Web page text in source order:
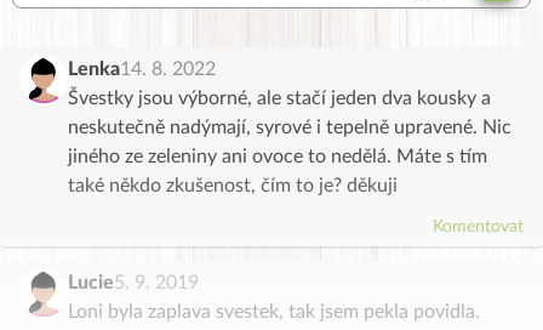
Lenka14. 8. 2022
Švestky jsou výborné, ale stačí jeden dva kousky a
neskutečně nadýmají, syrové i tepelně upravené. Nic
jiného ze zeleniny ani ovoce to nedělá. Máte s tím
také někdo zkušenost, čím to je? děkuji
Komentovat
Lucie5. 9. 2019
Loni byla zaplava svestek, tak jsem pekla povidla.